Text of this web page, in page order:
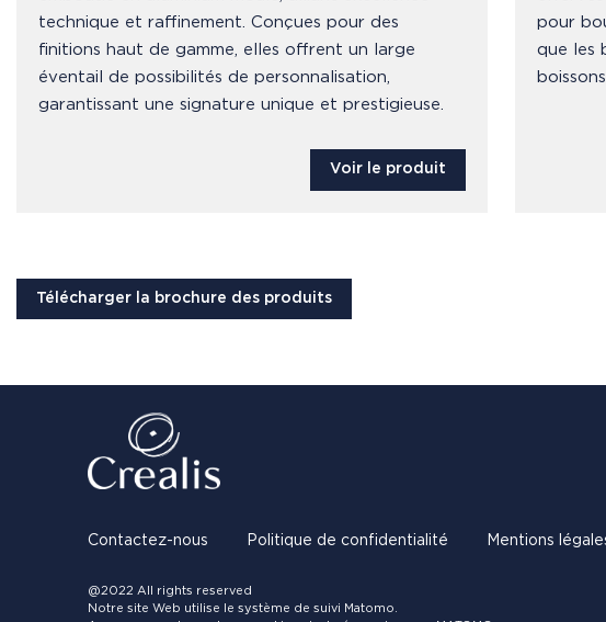
technique et raffinement. Conçues pour des
finitions haut de gamme, elles offrent un large
éventail de possibilités de personnalisation,
garantissant une signature unique et prestigieuse.
Voir le produit
pour
que les
Télécharger la brochure des produits
Contactez-nous Politique de confidentialité Mentions
@2022 All rights reserved
Notre site Web utilise le système de suivi Matomo.